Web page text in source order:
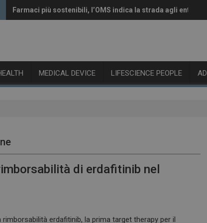
Farmaci più sostenibili, l’OMS indica la strada agli enti
Vaccini anti-Covid, il CHMP raccomanda l’aggiornamento
MEDICAL DEVICE LIFESCIENCE PEOPLE
di erdafitinib nel
rimborsabilità erdafitinib, la prima target therapy per il